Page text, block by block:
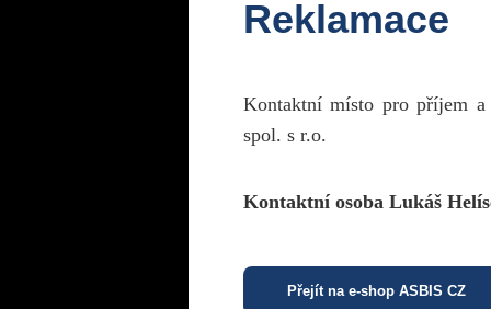
Reklamace
Kontaktní místo pro příjem
spol. s r.o.
Kontaktní osoba Lukáš
Přejít na e-shop ASBIS CZ